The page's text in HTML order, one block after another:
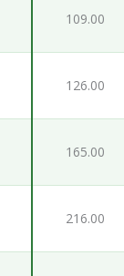
109.00
126.00
165.00
216.00